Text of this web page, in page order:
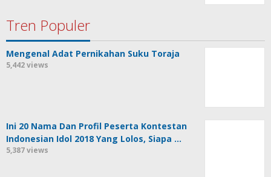
Tren Populer
Mengenal Adat Pernikahan Suku Toraja
5,442 views
Ini 20 Nama Dan Profil Peserta Kontestan
Indonesian Idol 2018 Yang Lolos, Siapa …
5,387 views